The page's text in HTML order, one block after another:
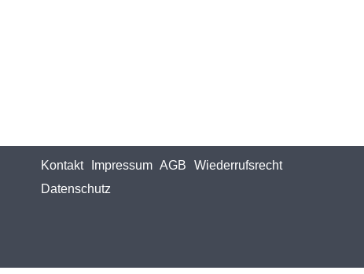
Kontakt Impressum AGB
Wiederrufsrecht
Datenschutz